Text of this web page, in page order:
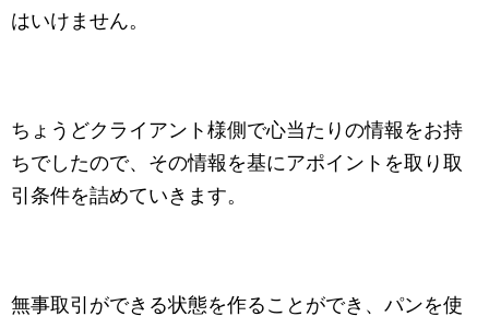
はいけません。
ちょうどクライアント様側で心当たりの情報をお持
ちでしたので、その情報を基にアポイントを取り取
引条件を詰めていきます。
無事取引ができる状態を作ることができ、パンを使